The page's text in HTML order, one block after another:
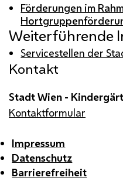
Förderungen im
Weiterführende
Servicestellen der
Kontakt
Stadt Wien -
Kontaktformular
Impressum
Datenschutz
Barrierefreiheit